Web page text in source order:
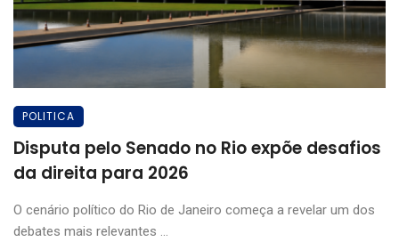
POLITICA
Disputa pelo Senado no Rio expõe desafios
da direita para 2026
O cenário político do Rio de Janeiro começa a revelar um dos
debates mais relevantes ...